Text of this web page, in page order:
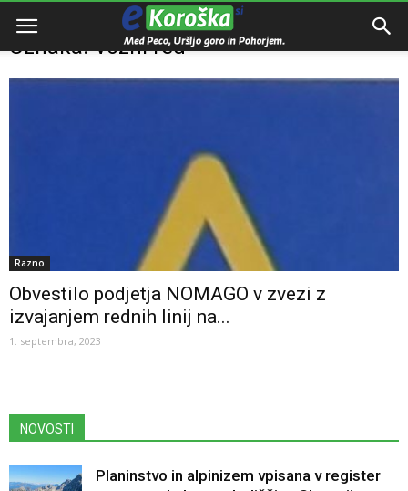
Domov Vozni red
Oznaka: Vozni red
Razno
Obvestilo podjetja NOMAGO v zvezi z
izvajanjem rednih linij na...
1. septembra, 2023
NOVOSTI
Planinstvo in alpinizem vpisana v register